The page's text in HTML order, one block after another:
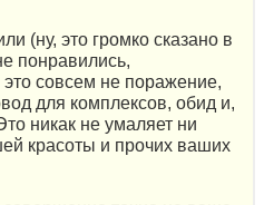
(ну, это громко сказано в
понравились,
совсем не поражение,
для комплексов, обид и,
никак не умаляет ни
красоты и прочих ваших